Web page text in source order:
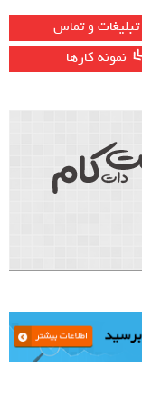
تبلیغات و تماس
نمونه کارها